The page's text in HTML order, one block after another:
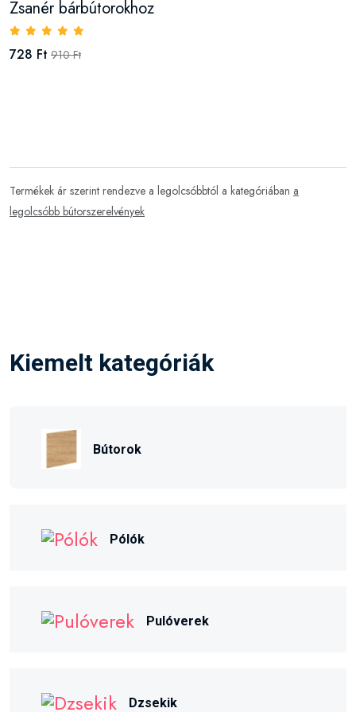
Zsanér bárbútorokhoz
728 Ft 910 Ft
Termékek ár szerint rendezve a legolcsóbbtól a kategóriában a
legolcsóbb bútorszerelvények
Kiemelt kategóriák
Bútorok
Pólók
Pulóverek
Dzsekik